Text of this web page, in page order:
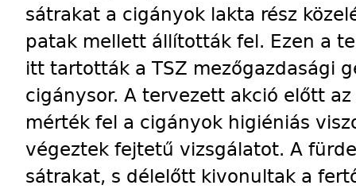
sátrakat a cigányok lakta rész
patak mellett állították fel. Ezen a
itt tartották a TSZ mezőgazdasági
cigánysor. A tervezett akció előtt
mérték fel a cigányok higiéniás
végeztek fejtetű vizsgálatot. A
sátrakat, s délelőtt kivonultak a